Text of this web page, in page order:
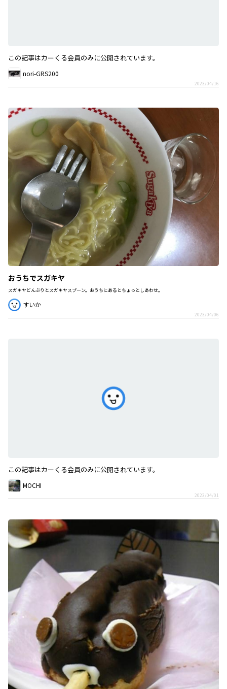
この記事はカーくる会員のみに公開されています。
nori-GRS200
2023/04/16
おうちでスガキヤ
スガキヤどんぶりとスガキヤスプーン。おうちにあるとちょっとしあわせ。
すいか
2023/04/06
この記事はカーくる会員のみに公開されています。
MOCHI
2023/04/01